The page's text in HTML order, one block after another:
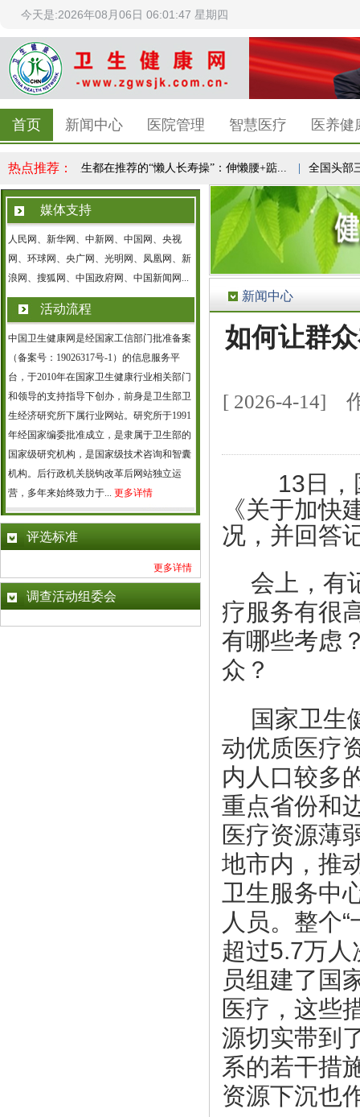
今天是:2026年08月06日 06:01:47 星期四
首页 新闻中心 医院管理 智慧医疗 医养健
热点推荐：
公立... | 医生都在推荐的“懒人长寿操”：伸懒腰+踮... | 全国头部三
媒体支持
人民网、新华网、中新网、中国网、央视
网、环球网、央广网、光明网、凤凰网、新
浪网、搜狐网、中国政府网、中国新闻网...
活动流程
中国卫生健康网是经国家工信部门批准备案
（备案号：19026317号-1）的信息服务平
台，于2010年在国家卫生健康行业相关部门
和领导的支持指导下创办，前身是卫生部卫
生经济研究所下属行业网站。研究所于1991
年经国家编委批准成立，是隶属于卫生部的
国家级研究机构，是国家级技术咨询和智囊
机构。后行政机关脱钩改革后网站独立运
营，多年来始终致力于... 更多详情
评选标准
更多详情
调查活动组委会
新闻中心
如何让群
[ 2026-4-14]
13日
《关于加
况，并回答
会上，有
疗服务有很
有哪些考虑
众？
国家卫生
动优质医疗
内人口较多
重点省份和
医疗资源薄
地市内，推
卫生服务中
人员。整个
超过5.7万
员组建了国
医疗，这些
源切实带到
系的若干措
资源下沉也